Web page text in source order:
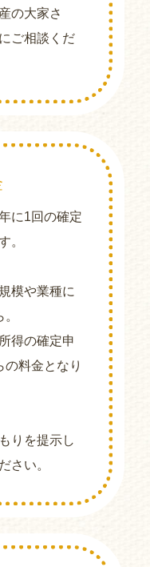
の大家さ
ご相談くだ
に1回の確定
。
模や業種に
得の確定申
料金となり
りを提示し
さい。